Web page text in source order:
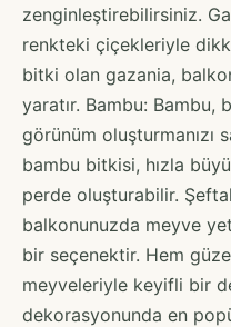
zenginleştirebilirsiniz.
renkteki çiçekleriyle
bitki olan gazania,
yaratır. Bambu:
görünüm oluşturmanızı
bambu bitkisi, hızla
perde oluşturabilir.
balkonunuzda meyve
bir seçenektir. Hem
meyveleriyle keyifli bir
dekorasyonunda en